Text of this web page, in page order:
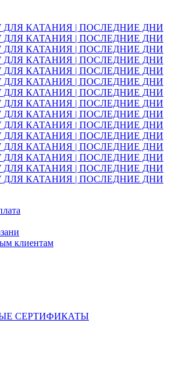
ДЛЯ КАТАНИЯ | ПОСЛЕДНИЕ ДНИ
ДЛЯ КАТАНИЯ | ПОСЛЕДНИЕ ДНИ
ДЛЯ КАТАНИЯ | ПОСЛЕДНИЕ ДНИ
ДЛЯ КАТАНИЯ | ПОСЛЕДНИЕ ДНИ
ДЛЯ КАТАНИЯ | ПОСЛЕДНИЕ ДНИ
ДЛЯ КАТАНИЯ | ПОСЛЕДНИЕ ДНИ
ДЛЯ КАТАНИЯ | ПОСЛЕДНИЕ ДНИ
ДЛЯ КАТАНИЯ | ПОСЛЕДНИЕ ДНИ
ДЛЯ КАТАНИЯ | ПОСЛЕДНИЕ ДНИ
ДЛЯ КАТАНИЯ | ПОСЛЕДНИЕ ДНИ
ДЛЯ КАТАНИЯ | ПОСЛЕДНИЕ ДНИ
ДЛЯ КАТАНИЯ | ПОСЛЕДНИЕ ДНИ
ДЛЯ КАТАНИЯ | ПОСЛЕДНИЕ ДНИ
ДЛЯ КАТАНИЯ | ПОСЛЕДНИЕ ДНИ
ДЛЯ КАТАНИЯ | ПОСЛЕДНИЕ ДНИ
клиентам
СЕРТИФИКАТЫ